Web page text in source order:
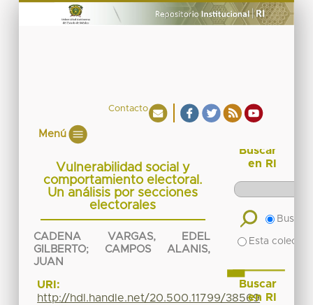
Contacto
Menú
Vulnerabilidad social y
comportamiento electoral.
Un análisis por secciones
electorales
CADENA VARGAS, EDEL
GILBERTO; CAMPOS ALANIS,
JUAN
URI:
http://hdl.handle.net/20.500.11799/38569
Buscar
en RI
Buscar
Esta
Buscar
en RI